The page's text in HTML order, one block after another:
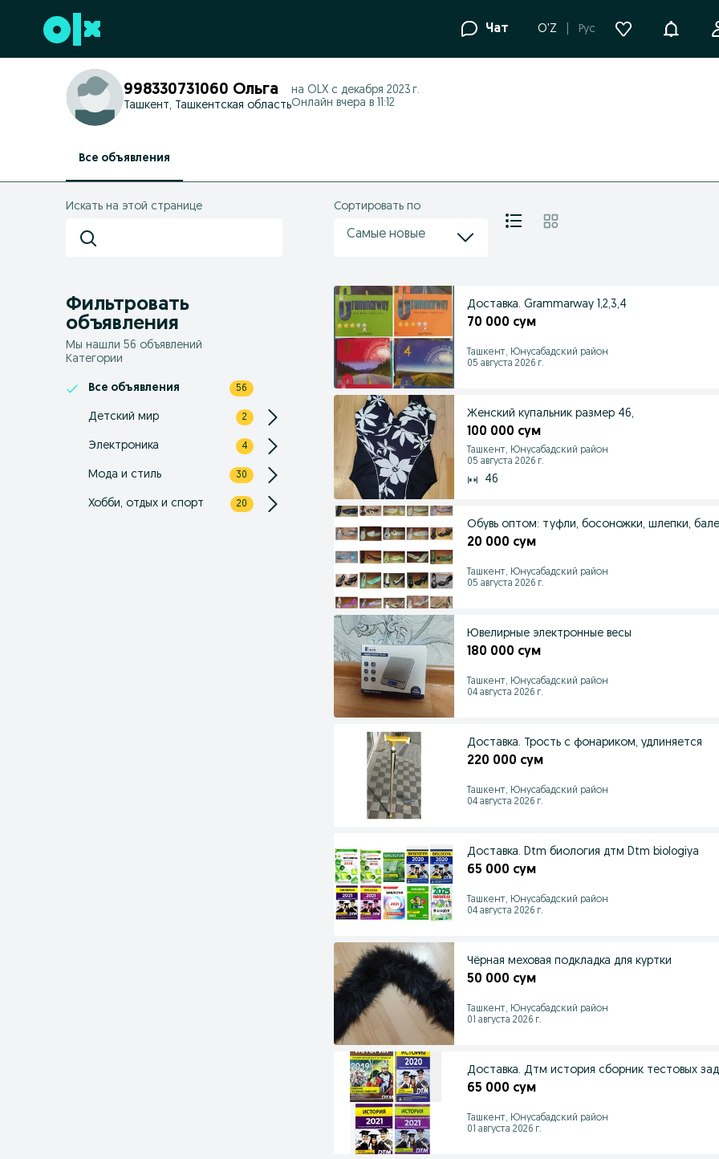
Перейти к нижнему колонтитулу Чат O'Z Рус
998330731060 Ольга
Ташкент, Ташкентская область
на OLX с декабря 2023 г.
Онлайн вчера в 11:12
Все объявления
Искать на этой странице
Фильтровать
объявления
Мы нашли 56 объявлений
Категории
Все объявления 56
Детский мир 2
Электроника 4
Мода и стиль 30
Хобби, отдых и спорт 20
Сортировать по
Самые новые
Доставка. Grammarway 1,2,3,4
70 000 сум
Ташкент, Юнусабадский район
05 августа 2026 г.
Женский купальник размер 46,
100 000 сум
Ташкент, Юнусабадский район
05 августа 2026 г.
46
Обувь оптом: туфли, босоножки, шлепки,
20 000 сум
Ташкент, Юнусабадский район
05 августа 2026 г.
Ювелирные электронные весы
180 000 сум
Ташкент, Юнусабадский район
04 августа 2026 г.
Доставка. Трость с фонариком, удлиняется
220 000 сум
Ташкент, Юнусабадский район
04 августа 2026 г.
Доставка. Dtm биология дтм Dtm biologiya
65 000 сум
Ташкент, Юнусабадский район
04 августа 2026 г.
Чёрная меховая подкладка для куртки
50 000 сум
Ташкент, Юнусабадский район
01 августа 2026 г.
Доставка. Дтм история сборник тестовых
65 000 сум
Ташкент, Юнусабадский район
01 августа 2026 г.